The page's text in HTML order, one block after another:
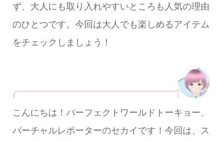
ず、大人にも取り入れやすいところも人気の理由
のひとつです。今回は大人でも楽しめるアイテム
をチェックしましょう！
こんにちは！パーフェクトワールドトーキョー、
バーチャルレポーターのセカイです！今回は、ス